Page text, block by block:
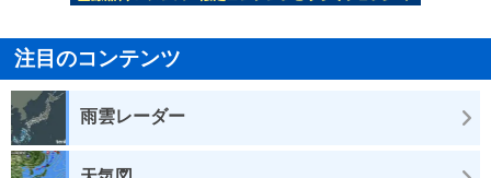
注目のコンテンツ
雨雲レーダー